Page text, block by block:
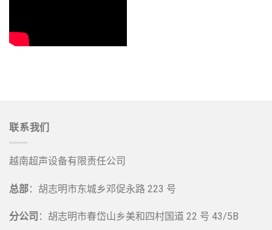
联系我们
越南超声设备有限责任公司
总部：胡志明市东城乡邓促永路 223 号
分公司 ：胡志明市春岱山乡美和四村国道 22 号 43/5B